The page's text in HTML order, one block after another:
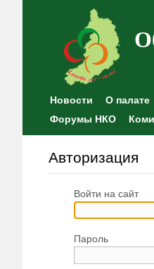
Новости О палате
Форумы НКО
Авторизация
Войти на сайт
Пароль